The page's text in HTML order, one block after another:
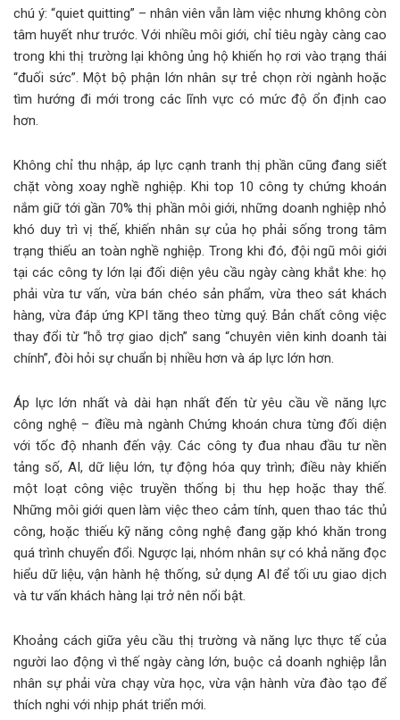
chú ý: “quiet quitting” – nhân viên vẫn làm việc nhưng không còn
tâm huyết như trước. Với nhiều môi giới, chỉ tiêu ngày càng cao
trong khi thị trường lại không ủng hộ khiến họ rơi vào trạng thái
“đuối sức”. Một bộ phận lớn nhân sự trẻ chọn rời ngành hoặc
tìm hướng đi mới trong các lĩnh vực có mức độ ổn định cao
hơn.
Không chỉ thu nhập, áp lực cạnh tranh thị phần cũng đang siết
chặt vòng xoay nghề nghiệp. Khi top 10 công ty chứng khoán
nắm giữ tới gần 70% thị phần môi giới, những doanh nghiệp nhỏ
khó duy trì vị thế, khiến nhân sự của họ phải sống trong tâm
trạng thiếu an toàn nghề nghiệp. Trong khi đó, đội ngũ môi giới
tại các công ty lớn lại đối diện yêu cầu ngày càng khắt khe: họ
phải vừa tư vấn, vừa bán chéo sản phẩm, vừa theo sát khách
hàng, vừa đáp ứng KPI tăng theo từng quý. Bản chất công việc
thay đổi từ “hỗ trợ giao dịch” sang “chuyên viên kinh doanh tài
chính”, đòi hỏi sự chuẩn bị nhiều hơn và áp lực lớn hơn.
Áp lực lớn nhất và dài hạn nhất đến từ yêu cầu về năng lực
công nghệ – điều mà ngành Chứng khoán chưa từng đối diện
với tốc độ nhanh đến vậy. Các công ty đua nhau đầu tư nền
tảng số, AI, dữ liệu lớn, tự động hóa quy trình; điều này khiến
một loạt công việc truyền thống bị thu hẹp hoặc thay thế.
Những môi giới quen làm việc theo cảm tính, quen thao tác thủ
công, hoặc thiếu kỹ năng công nghệ đang gặp khó khăn trong
quá trình chuyển đổi. Ngược lại, nhóm nhân sự có khả năng đọc
hiểu dữ liệu, vận hành hệ thống, sử dụng AI để tối ưu giao dịch
và tư vấn khách hàng lại trở nên nổi bật.
Khoảng cách giữa yêu cầu thị trường và năng lực thực tế của
người lao động vì thế ngày càng lớn, buộc cả doanh nghiệp lẫn
nhân sự phải vừa chạy vừa học, vừa vận hành vừa đào tạo để
thích nghi với nhịp phát triển mới.